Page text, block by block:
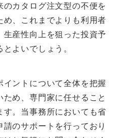
カタログ注文型の不便を
、これまでよりも利用者
産性向上を狙った投資予
よいでしょう。
ントについて全体を把握
め、専門家に任せること
す。当事務所においても省
のサポートを行っており